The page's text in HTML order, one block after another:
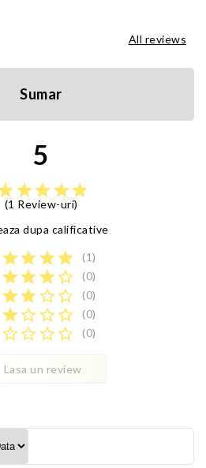
All reviews
Sumar
5
starstarstarstar
(1 Review-uri)
dupa calificative
starstarstarstar
(1)
starstarstarstar_border
(0)
starstarstar_borderstar_border
(0)
starstar_borderstar_borderstar_border
(0)
star_borderstar_borderstar_borderstar_border (0)
Lasa un review